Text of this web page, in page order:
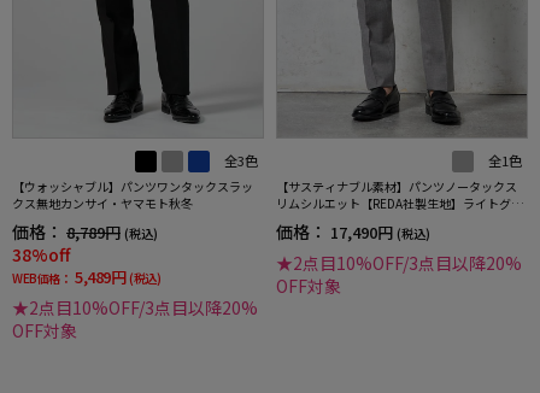
全3色
【ウォッシャブル】パンツワンタックスラッ
クス無地カンサイ・ヤマモト秋冬
価格： 8,789円 (税込)
38%off
WEB価格： 5,489円 (税込)
★2点目10%OFF/3点目以降20%
OFF対象
全1色
【サスティナブル素材】パンツノータックス
リムシルエット【REDA社製生地】ライトグレ
ー無地STOVEL&MASON
価格： 17,490円 (税込)
★2点目10%OFF/3点目以降20%
OFF対象